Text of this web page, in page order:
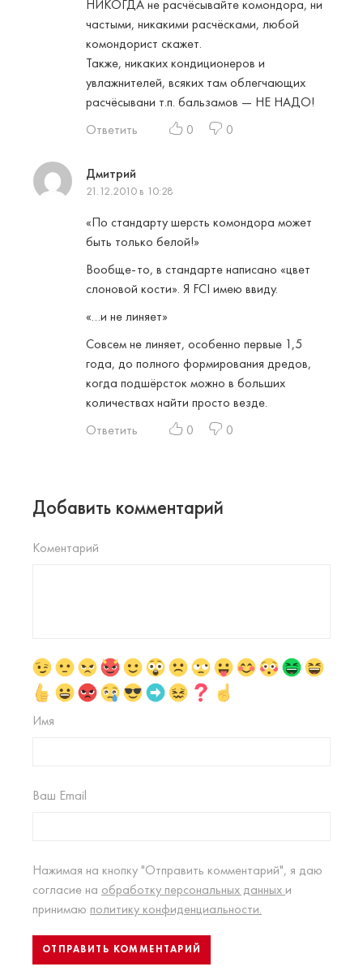
НИКОГДА не расчёсывайте комондора, ни
частыми, никакими расчёсками, любой
комондорист скажет.
Также, никаких кондиционеров и
увлажнителей, всяких там облегчающих
расчёсывани т.п. бальзамов — НЕ НАДО!
Ответить
0 0
Дмитрий
21.12.2010 в 10:28
«По стандарту шерсть комондора может
быть только белой!»
Вообще-то, в стандарте написано «цвет
слоновой кости». Я FCI имею ввиду.
«…и не линяет»
Совсем не линяет, особенно первые 1,5
года, до полного формирования дредов,
когда подшёрсток можно в больших
количествах найти просто везде.
Ответить
0 0
Добавить комментарий
Коментарий
Имя
Ваш Email
Нажимая на кнопку "Отправить комментарий", я даю
согласие на обработку персональных данных и
принимаю политику конфиденциальности.